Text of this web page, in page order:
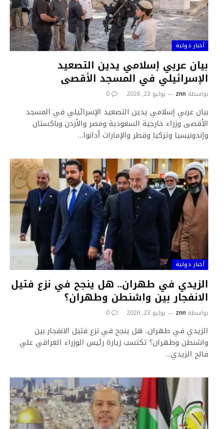
أخبار دولية
بيان عربي إسلامي يدين التصعيد
الإسرائيلي في المسجد الأقصى
بواسطة znn يوليو 23, 2026 0
بيان عربي إسلامي يدين التصعيد الإسرائيلي في المسجد
الأقصى وزراء خارجية السعودية ومصر والأردن وباكستان
وإندونيسيا وتركيا وقطر والإمارات أدانوا…
أخبار دولية
الزيدي في طهران.. هل ينجح في نزع فتيل
الانفجار بين واشنطن وطهران؟
بواسطة znn يوليو 23, 2026 0
الزيدي في طهران.. هل ينجح في نزع فتيل الانفجار بين
واشنطن وطهران؟ تكتسب زيارة رئيس الوزراء العراقي علي
فالح الزيدي…